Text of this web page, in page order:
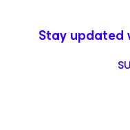
Stay updated